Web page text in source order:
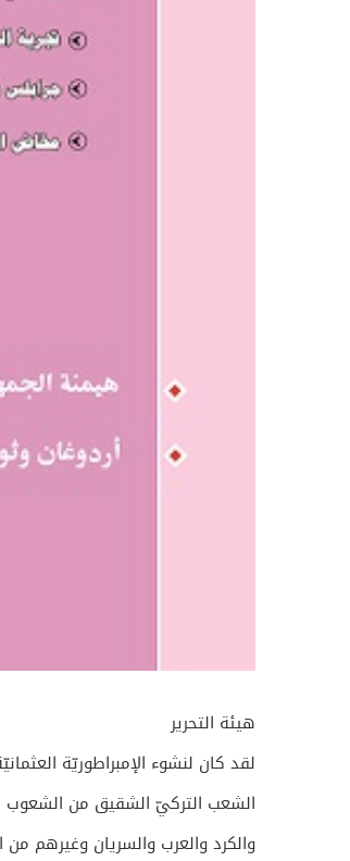
هيئة التحرير
لقد كان لنشوء الإمبراطوريّة
الشعب التركيّ الشقيق من الشعوب
والكرد والعرب والسريان وغيرهم